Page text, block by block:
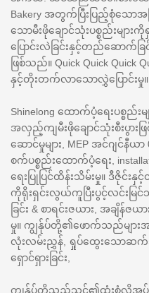
Bakery အတွက်ပြီးပြည့်စုံသော
သောမီးဖိုချောင်သုံးပစ္စည်းမျ
ပြောင်းလဲခြင်းနှင့်တည်ဆော
ဖြစ်သည်။ Quick Quick Quick
နှင့်တိုးတက်လာသောလွှဲပြောင်းမှု။
Shinelong ထောက်ပံ့ရေးပစ္စည်
အလှည့်ကျမီးဖိုချောင်သုံးစီးပွားဖြ
ဆောင်မှုများ, MEP အင်ဂျင်နီယ
စက်ပစ္စည်းထောက်ပံ့ရေး,
ရေးပြုပြင်ထိန်းသိမ်းမှု။ ဒီဇိုင်
ကိုရိုးရှင်းလွယ်ကူပြီးပွင့်လင်းမြင်
ခြင်း & စာရင်းဇယား, အချိန်
မှု။ ကျွန်ုပ်တို့၏ဖောက်သည်များ
လုံးလမ်းညွှန်, ရှုပ်ထွေးသောဆက်သွ
ရှောင်ရှားခြင်း,
ကျွန်ုပ်တို့သည်သင်၏ထုံးစံလိုအပ်